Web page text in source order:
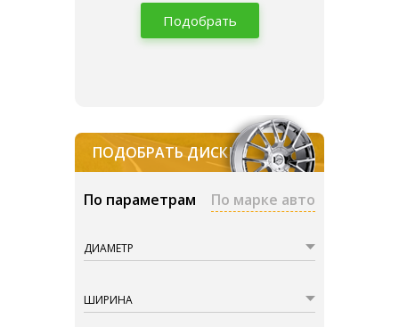
Подобрать
ПОДОБРАТЬ ДИСКИ
По параметрам По марке авто
ДИАМЕТР
ШИРИНА